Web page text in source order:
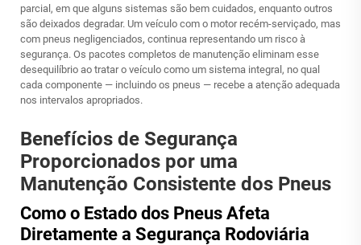
parcial, em que alguns sistemas são bem cuidados, enquanto outros
são deixados degradar. Um veículo com o motor recém-serviçado, mas
com pneus negligenciados, continua representando um risco à
segurança. Os pacotes completos de manutenção eliminam esse
desequilíbrio ao tratar o veículo como um sistema integral, no qual
cada componente — incluindo os pneus — recebe a atenção adequada
nos intervalos apropriados.
Benefícios de Segurança
Proporcionados por uma
Manutenção Consistente dos Pneus
Como o Estado dos Pneus Afeta
Diretamente a Segurança Rodoviária